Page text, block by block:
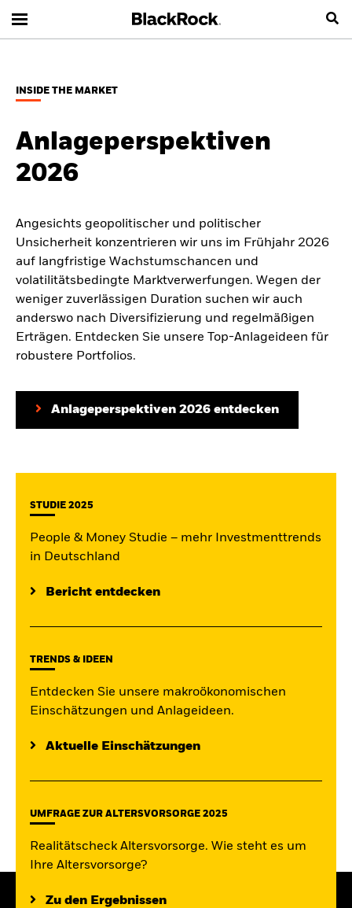
INSIDE THE MARKET
Anlageperspektiven
2026
Angesichts geopolitischer und politischer
Unsicherheit konzentrieren wir uns im Frühjahr 2026
auf langfristige Wachstumschancen und
volatilitätsbedingte Marktverwerfungen. Wegen der
weniger zuverlässigen Duration suchen wir auch
anderswo nach Diversifizierung und regelmäßigen
Erträgen. Entdecken Sie unsere Top-Anlageideen für
robustere Portfolios.
Anlageperspektiven 2026 entdecken
STUDIE 2025
People & Money Studie – mehr Investmenttrends
in Deutschland
Bericht entdecken
TRENDS & IDEEN
Entdecken Sie unsere makroökonomischen
Einschätzungen und Anlageideen.
Aktuelle Einschätzungen
UMFRAGE ZUR ALTERSVORSORGE 2025
Realitätscheck Altersvorsorge. Wie steht es um
Ihre Altersvorsorge?
Zu den Ergebnissen